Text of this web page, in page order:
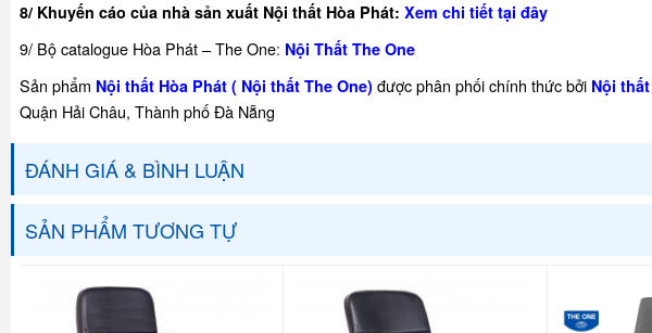
8/ Khuyến cáo của nhà sản xuất Nội thất Hòa Phát: Xem chi tiết tại đây
9/ Bộ catalogue Hòa Phát – The One: Nội Thất The One
Sản phẩm Nội thất Hòa Phát ( Nội thất The One) được phân phối chính thức bởi Nội
Quận Hải Châu, Thành phố Đà Nẵng
ĐÁNH GIÁ & BÌNH LUẬN
SẢN PHẨM TƯƠNG TỰ